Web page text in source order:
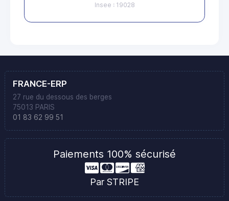
Insee : 19028
FRANCE-ERP
27 rue du dessous des berges
75013 PARIS
01 83 62 99 51
Paiements 100% sécurisé
Par STRIPE